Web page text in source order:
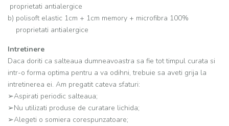
proprietati antialergice
b) polisoft elastic 1cm + 1cm memory + microfibra 100%
proprietati antialergice
Intretinere
Daca doriti ca salteaua dumneavoastra sa fie tot timpul curata si
intr-o forma optima pentru a va odihni, trebuie sa aveti grija la
intretinerea ei. Am pregatit cateva sfaturi:
➢Aspirati periodic salteaua;
➢Nu utilizati produse de curatare lichida;
➢Alegeti o somiera corespunzatoare;